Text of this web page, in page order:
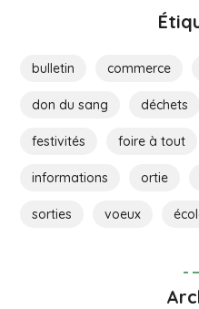
bulletin commerce
don du sang déchets
festivités foire à tout
informations ortie
sorties voeux